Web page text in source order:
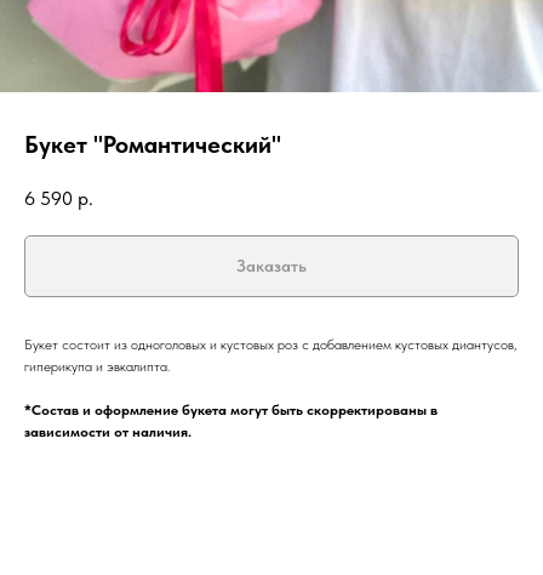
Букет "Романтический"
6 590 р.
Заказать
Букет состоит из одноголовых и кустовых роз с добавлением кустовых диантусов,
гиперикупа и эвкалипта.
*Состав и оформление букета могут быть скорректированы в
зависимости от наличия.